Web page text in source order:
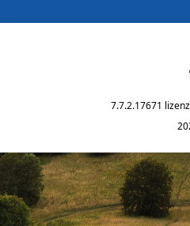
7.7.2.17671